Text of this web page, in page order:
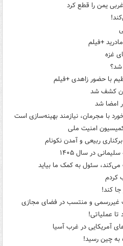
یمن را قطع کرد
+فیلم
غزه
شد؟
با حضور زاهدی +فیلم
کشف شد
امضا شد
با مجرمان، نیازمند بهینه‌سازی است
امنیت ملی
ربیعی و آمدن نکونام
در سال ۱۴۰۵
سئول به کمک ما بیاید
کردم
‌کند!
غیررسمی و منتسب در فضای مجازی
تا عملیاتی!
آمریکایی در غرب آسیا
به چین رسید!